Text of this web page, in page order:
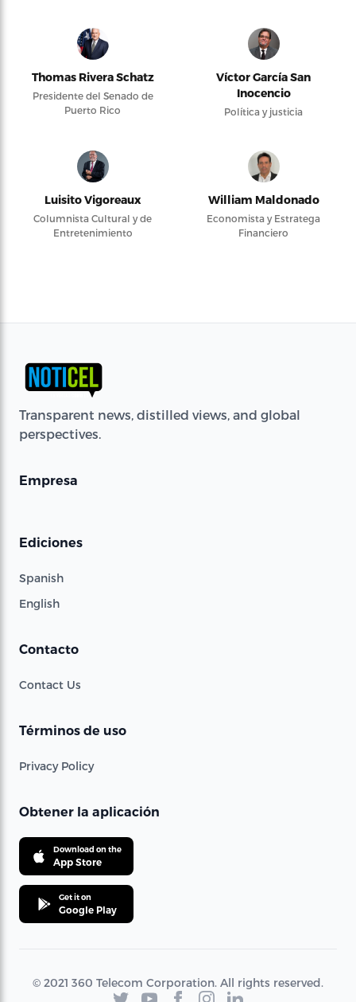
Thomas Rivera Schatz
Presidente del Senado de
Puerto Rico
Víctor García San
Inocencio
Política y justicia
Luisito Vigoreaux
Columnista Cultural y de
Entretenimiento
William Maldonado
Economista y Estratega
Financiero
Transparent news, distilled views, and global
perspectives.
Empresa
Ediciones
Spanish
English
Contacto
Contact Us
Términos de uso
Privacy Policy
Obtener la aplicación
Download on the
App Store
Get it on
Google Play
© 2021 360 Telecom Corporation. All rights reserved.